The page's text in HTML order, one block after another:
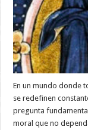
En un mundo donde
se redefinen
pregunta
moral que no